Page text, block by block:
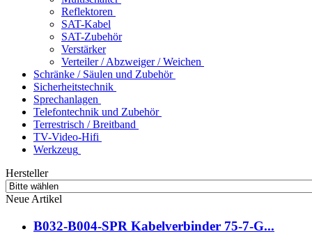
Reflektoren
SAT-Kabel
SAT-Zubehör
Verstärker
Verteiler / Abzweiger / Weichen
Schränke / Säulen und Zubehör
Sicherheitstechnik
Sprechanlagen
Telefontechnik und Zubehör
Terrestrisch / Breitband
TV-Video-Hifi
Werkzeug
Hersteller
Neue Artikel
B032-B004-SPR Kabelverbinder 75-7-G...